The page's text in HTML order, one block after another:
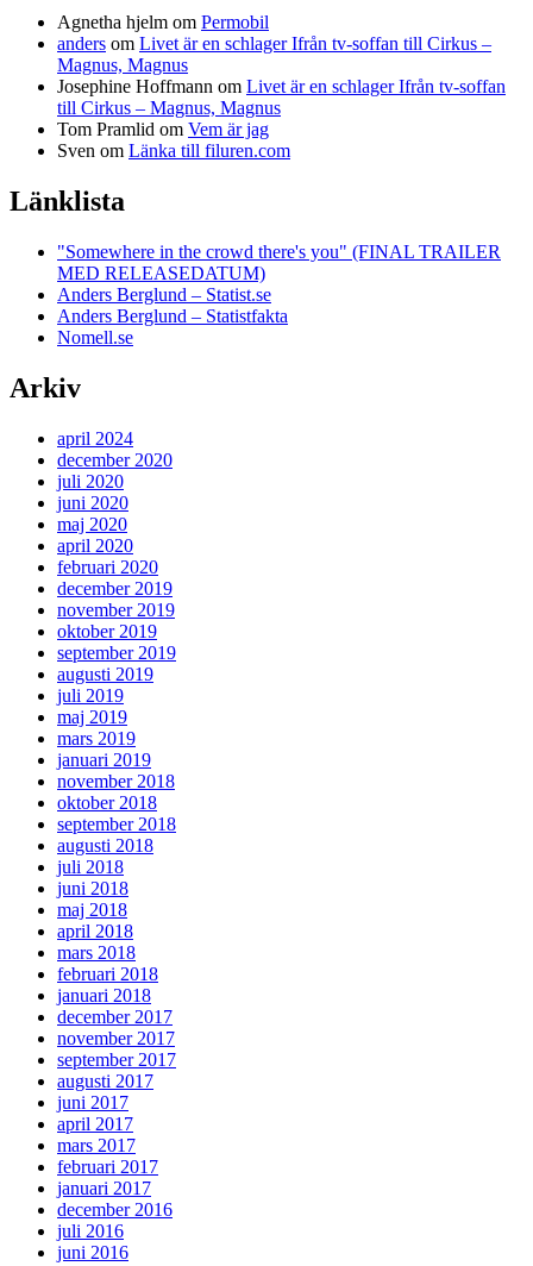
Agnetha hjelm om Permobil
anders om Livet är en schlager Ifrån tv-soffan till Cirkus –
Magnus, Magnus
Josephine Hoffmann om Livet är en schlager Ifrån tv-soffan
till Cirkus – Magnus, Magnus
Tom Pramlid om Vem är jag
Sven om Länka till filuren.com
Länklista
"Somewhere in the crowd there's you" (FINAL TRAILER
MED RELEASEDATUM)
Anders Berglund – Statist.se
Anders Berglund – Statistfakta
Nomell.se
Arkiv
april 2024
december 2020
juli 2020
juni 2020
maj 2020
april 2020
februari 2020
december 2019
november 2019
oktober 2019
september 2019
augusti 2019
juli 2019
maj 2019
mars 2019
januari 2019
november 2018
oktober 2018
september 2018
augusti 2018
juli 2018
juni 2018
maj 2018
april 2018
mars 2018
februari 2018
januari 2018
december 2017
november 2017
september 2017
augusti 2017
juni 2017
april 2017
mars 2017
februari 2017
januari 2017
december 2016
juli 2016
juni 2016